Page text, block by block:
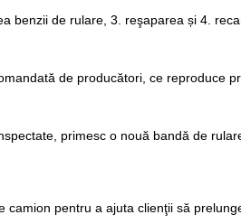
benzii de rulare, 3. reşaparea și 4.
de producători, ce reproduce
primesc o nouă bandă de
pentru a ajuta clienţii să